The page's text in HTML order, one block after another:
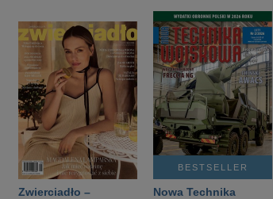
Zwierciadło –
BESTSELLER
Nowa Technika